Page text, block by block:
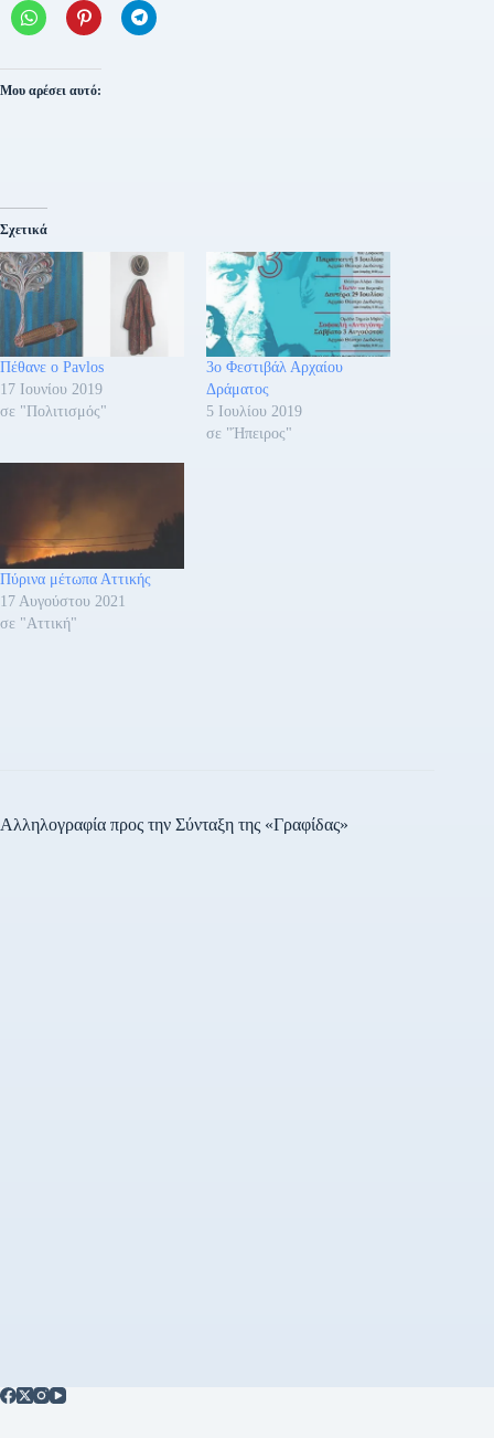
Μου αρέσει αυτό:
Σχετικά
Πέθανε ο Pavlos
17 Ιουνίου 2019
σε "Πολιτισμός"
3ο Φεστιβάλ Αρχαίου
Δράματος
5 Ιουλίου 2019
σε "Ήπειρος"
Πύρινα μέτωπα Αττικής
17 Αυγούστου 2021
σε "Αττική"
Αλληλογραφία προς την Σύνταξη της «Γραφίδας»